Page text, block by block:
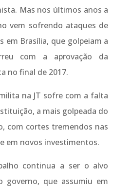
Mas nos últimos anos a
vem sofrendo ataques de
em Brasília, que golpeiam a
com a aprovação da
no final de 2017.
na JT sofre com a falta
a mais golpeada do
com cortes tremendos nas
em novos investimentos.
continua a ser o alvo
governo, que assumiu em